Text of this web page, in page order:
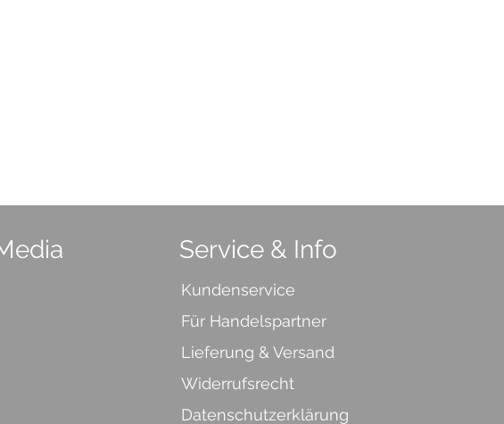
Service & Info
Kundenservice
Für Handelspartner
Lieferung & Versand
Widerrufsrecht
Datenschutzerklärung